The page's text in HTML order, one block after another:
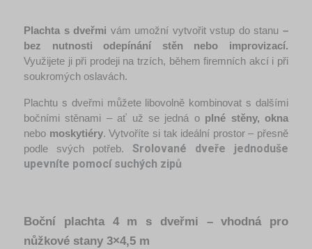
Plachta s dveřmi vám umožní vytvořit vstup do stanu –
bez nutnosti odepínání stěn nebo improvizací.
Využijete ji při prodeji na trzích, během firemních akcí i při
soukromých oslavách.
Plachtu s dveřmi můžete libovolně kombinovat s dalšími
bočními stěnami – ať už se jedná o plné stěny, okna
nebo moskytiéry. Vytvoříte si tak ideální prostor – přesně
podle svých potřeb. Srolované dveře jednoduše
upevníte pomocí suchých zipů
Boční plachta 4 m s dveřmi – vhodná pro
nůžkové stany 3×4,5 m